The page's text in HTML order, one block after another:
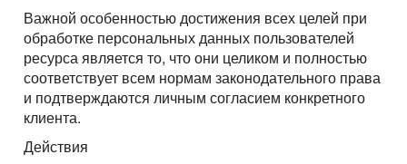
Важной особенностью достижения всех целей при
обработке персональных данных пользователей
ресурса является то, что они целиком и полностью
соответствует всем нормам законодательного права
и подтверждаются личным согласием конкретного
клиента.
Действия